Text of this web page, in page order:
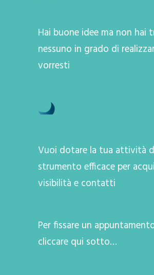
Hai buone idee ma non hai
nessuno in grado di
vorresti
Vuoi dotare la tua attività
strumento efficace per
visibilità e contatti
Per fissare un
cliccare qui sotto…